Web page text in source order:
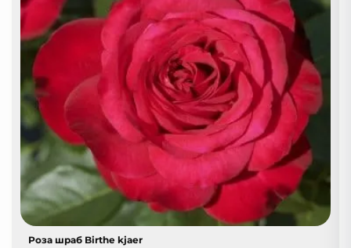
Роза шраб Birthe kjaer